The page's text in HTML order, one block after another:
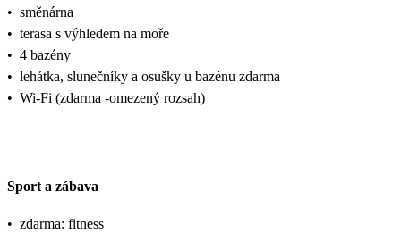
• směnárna
• terasa s výhledem na moře
• 4 bazény
• lehátka, slunečníky a osušky u bazénu zdarma
• Wi-Fi (zdarma -omezený rozsah)
Sport a zábava
• zdarma: fitness